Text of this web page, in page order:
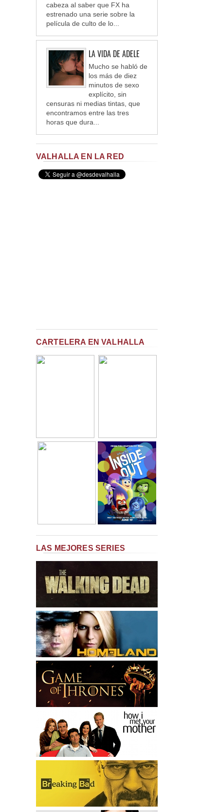
cabeza al saber que FX ha
estrenado una serie sobre la
película de culto de lo...
LA VIDA DE ADELE
Mucho se habló de
los más de diez
minutos de sexo
explícito, sin
censuras ni medias tintas, que
encontramos entre las tres
horas que dura...
VALHALLA EN LA RED
CARTELERA EN VALHALLA
LAS MEJORES SERIES